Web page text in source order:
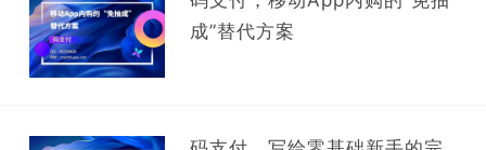
成”替代方案